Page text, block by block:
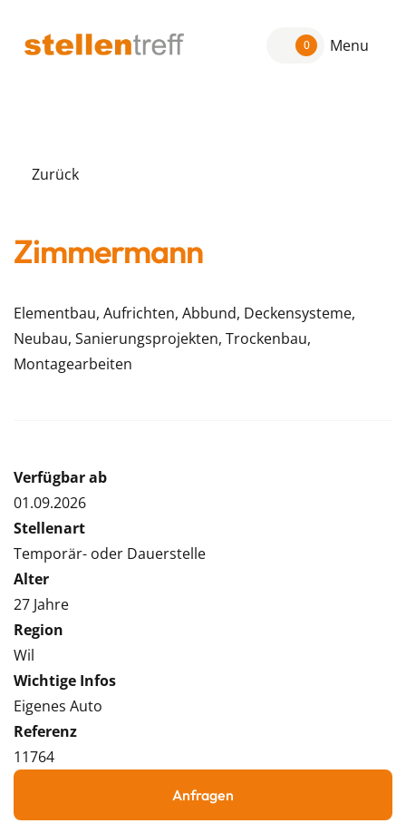
0 Menu
Zurück
Zimmermann
Elementbau, Aufrichten, Abbund, Deckensysteme,
Neubau, Sanierungsprojekten, Trockenbau,
Montagearbeiten
Verfügbar ab
01.09.2026
Stellenart
Temporär- oder Dauerstelle
Alter
27 Jahre
Region
Wil
Wichtige Infos
Eigenes Auto
Referenz
11764
Anfragen